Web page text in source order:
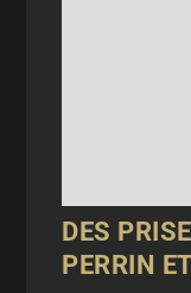
DES
PERRIN